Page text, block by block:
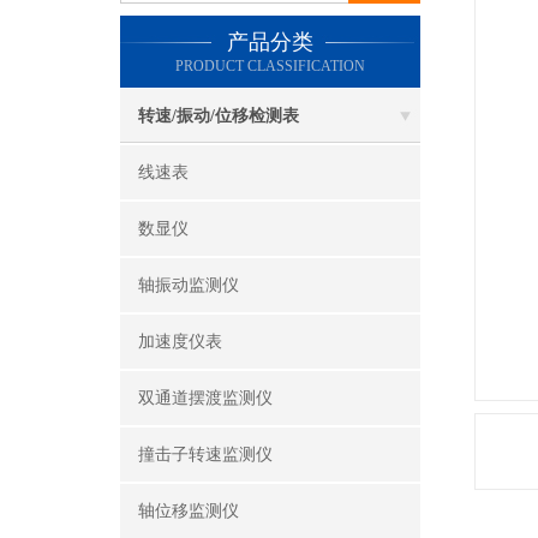
产品分类
PRODUCT CLASSIFICATION
转速/振动/位移检测表
线速表
数显仪
轴振动监测仪
加速度仪表
双通道摆渡监测仪
撞击子转速监测仪
轴位移监测仪